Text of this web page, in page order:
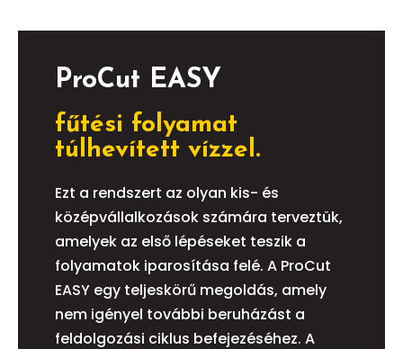
ProCut EASY
fűtési folyamat
túlhevített vízzel.
Ezt a rendszert az olyan kis- és
középvállalkozások számára terveztük,
amelyek az első lépéseket teszik a
folyamatok iparosítása felé. A ProCut
EASY egy teljeskörű megoldás, amely
nem igényel további beruházást a
feldolgozási ciklus befejezéséhez. A